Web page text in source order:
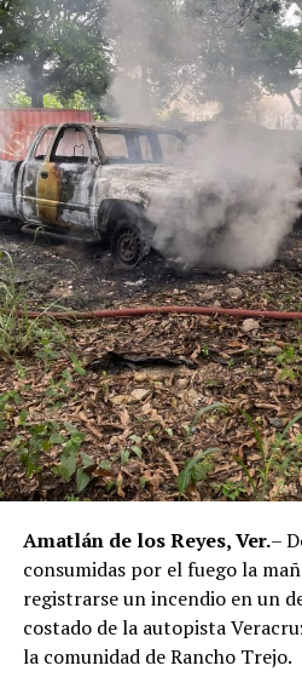
Los ahora sentenciados
Municipal de Coscomatepec
del alcalde de Movimiento
Muñoz, y permanecerán
Reinserción Social de Mediana
Amatlán de los Reyes, donde
Aunque durante el operativo
policías municipales, la
corresponde únicamente a seis
momento, las autoridades no
jurídica del séptimo implicado.
El caso evidenció presuntas
corporación policiaca y motivó
autoridades estatales y
reforzamiento de las
públicos relacionados con
La sentencia representa uno
derivados de aquel operativo y
responsabilidad penal de los
relacionados con la posesión de
Amatlán de los Reyes, Ver.–
consumidas por el fuego la
registrarse un incendio en un
costado de la autopista
la comunidad de Rancho Trejo.